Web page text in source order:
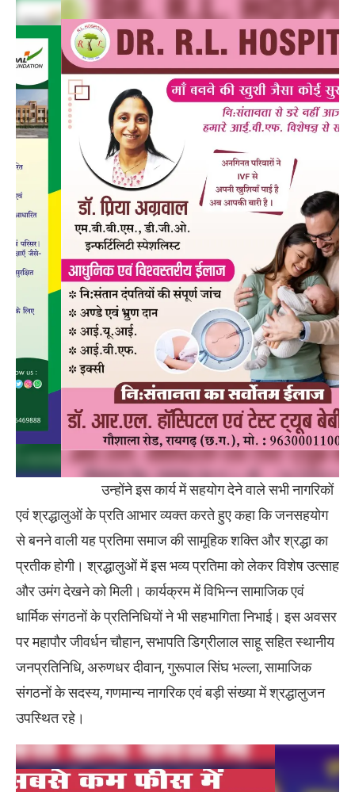
उन्होंने इस कार्य में सहयोग देने वाले सभी नागरिकों
एवं श्रद्धालुओं के प्रति आभार व्यक्त करते हुए कहा कि जनसहयोग
से बनने वाली यह प्रतिमा समाज की सामूहिक शक्ति और श्रद्धा का
प्रतीक होगी। श्रद्धालुओं में इस भव्य प्रतिमा को लेकर विशेष उत्साह
और उमंग देखने को मिली। कार्यक्रम में विभिन्न सामाजिक एवं
धार्मिक संगठनों के प्रतिनिधियों ने भी सहभागिता निभाई। इस अवसर
पर महापौर जीवर्धन चौहान, सभापति डिग्रीलाल साहू सहित स्थानीय
जनप्रतिनिधि, अरुणधर दीवान, गुरूपाल सिंघ भल्ला, सामाजिक
संगठनों के सदस्य, गणमान्य नागरिक एवं बड़ी संख्या में श्रद्धालुजन
उपस्थित रहे।